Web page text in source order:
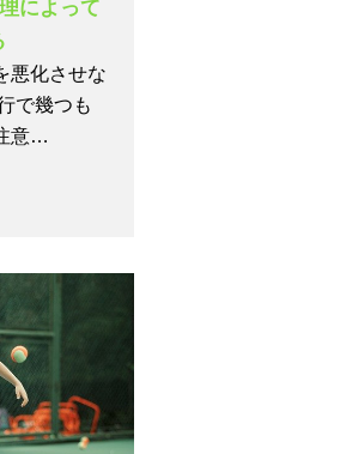
によって
悪化させな
で幾つも
意…